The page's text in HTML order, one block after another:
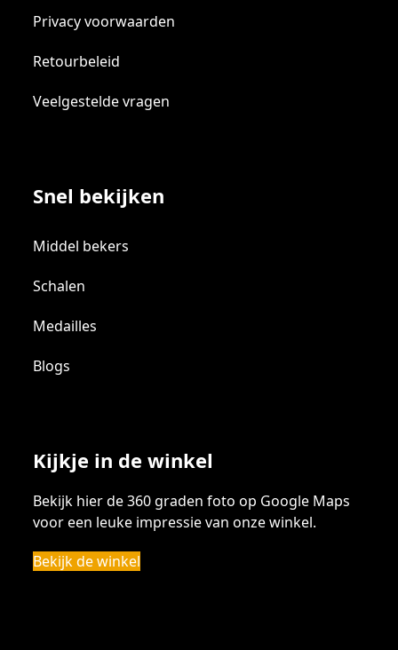
Privacy voorwaarden
Retourbeleid
Veelgestelde vragen
Snel bekijken
Middel bekers
Schalen
Medailles
Blogs
Kijkje in de winkel
Bekijk hier de 360 graden foto op Google Maps
voor een leuke impressie van onze winkel.
Bekijk de winkel